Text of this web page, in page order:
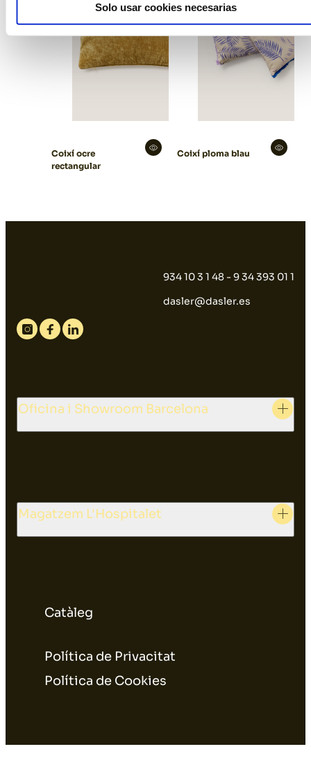
Solo usar cookies necesarias
Coixí ocre
rectangular
Coixí ploma blau
934 10 3 1 48 - 9 34 393 01 1
dasler@dasler.es
Instagram
FacebookLinkedin
Catàleg
Política de Privacitat
Política de Cookies
Oficina i Showroom Barcelona
Magatzem L'Hospitalet